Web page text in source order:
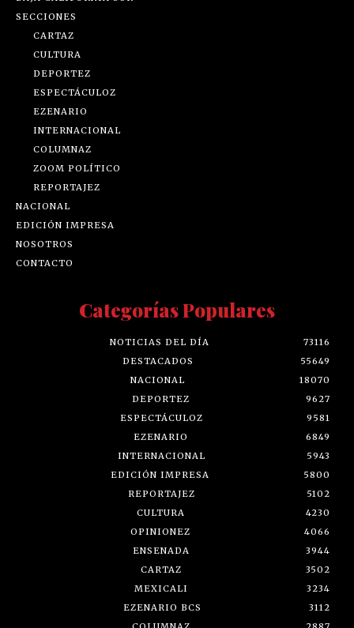
SECCIONES
CARTAZ
CULTURA
DEPORTEZ
ESPECTÁCULOZ
EZENARIO
INTERNACIONAL
COLUMNAZ
ZOOM POLÍTICO
REPORTAJEZ
NACIONAL
EDICIÓN IMPRESA
NOSOTROS
CONTACTO
Categorías Populares
NOTICIAS DEL DÍA
73116
DESTACADOS
55649
NACIONAL
18070
DEPORTEZ
9627
ESPECTÁCULOZ
9581
EZENARIO
6849
INTERNACIONAL
5943
EDICIÓN IMPRESA
5800
REPORTAJEZ
5102
CULTURA
4230
OPINIONEZ
4066
ENSENADA
3944
CARTAZ
3502
MEXICALI
3234
EZENARIO BCS
3112